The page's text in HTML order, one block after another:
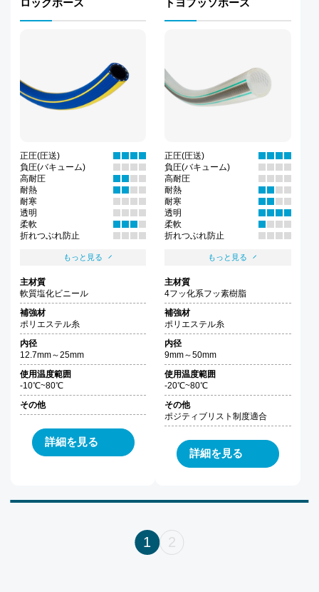
ロックホース
正圧(圧送)
負圧(バキューム)
高耐圧
耐熱
耐寒
透明
柔軟
折れつぶれ防止
もっと見る
主材質
軟質塩化ビニール
補強材
ポリエステル糸
内径
12.7mm～25mm
使用温度範囲
-10℃~80℃
その他
詳細を見る
トヨフッソホース
正圧(圧送)
負圧(バキューム)
高耐圧
耐熱
耐寒
透明
柔軟
折れつぶれ防止
もっと見る
主材質
4フッ化系フッ素樹脂
補強材
ポリエステル糸
内径
9mm～50mm
使用温度範囲
-20℃~80℃
その他
ポジティブリスト制度適合
詳細を見る
1 2